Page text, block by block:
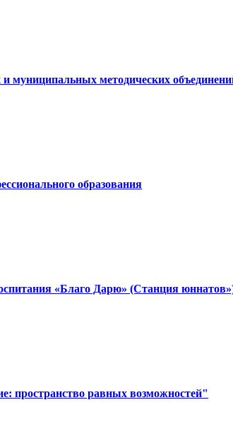
муниципальных методических
образования
«Благо Дарю» (Станция
пространство равных возможностей"